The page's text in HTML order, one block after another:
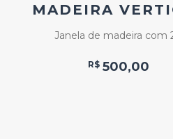
MADEIRA
Janela de madeira com
R$ 500,00